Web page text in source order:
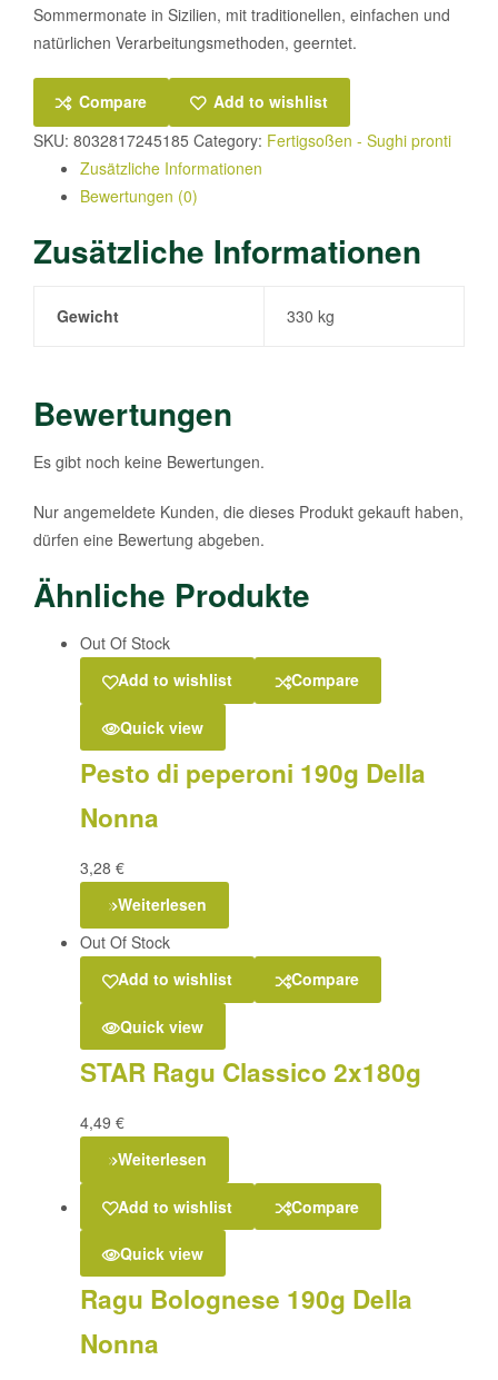
Sommermonate in Sizilien, mit traditionellen, einfachen und
natürlichen Verarbeitungsmethoden, geerntet.
Compare
Add to wishlist
SKU: 8032817245185 Category: Fertigsoßen - Sughi pronti
Zusätzliche Informationen
Bewertungen (0)
Zusätzliche Informationen
Gewicht 330 kg
Bewertungen
Es gibt noch keine Bewertungen.
Nur angemeldete Kunden, die dieses Produkt gekauft haben,
dürfen eine Bewertung abgeben.
Ähnliche Produkte
Out Of Stock
Add to wishlist
Compare
Quick view
Pesto di peperoni 190g Della
Nonna
3,28 €
Weiterlesen
Out Of Stock
Add to wishlist
Compare
Quick view
STAR Ragu Classico 2x180g
4,49 €
Weiterlesen
Add to wishlist Compare
Quick view
Ragu Bolognese 190g Della
Nonna